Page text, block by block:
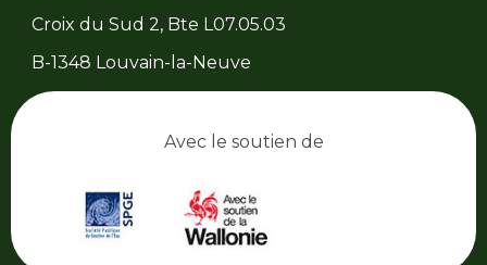
Croix du Sud 2, Bte L07.05.03
B-1348 Louvain-la-Neuve
Avec le soutien de